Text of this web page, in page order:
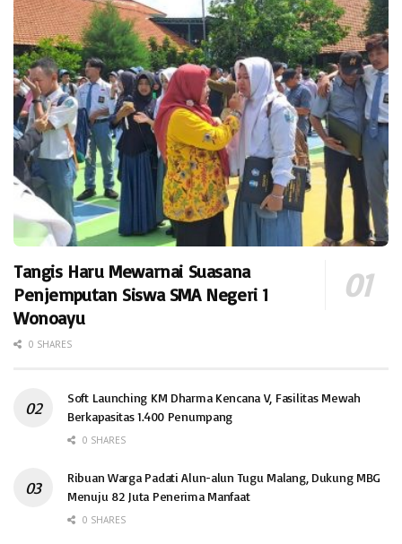
Tangis Haru Mewarnai Suasana
Penjemputan Siswa SMA Negeri 1
Wonoayu
0 SHARES
Soft Launching KM Dharma Kencana V, Fasilitas Mewah
Berkapasitas 1.400 Penumpang
0 SHARES
Ribuan Warga Padati Alun-alun Tugu Malang, Dukung MBG
Menuju 82 Juta Penerima Manfaat
0 SHARES